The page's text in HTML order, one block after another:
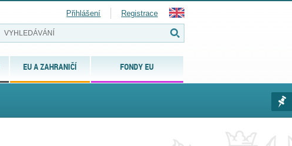
EU A ZAHRANIČÍ FONDY EU
Přihlášení Registrace